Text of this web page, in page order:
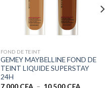
FOND DE TEINT
GEMEY MAYBELLINE FOND DE
TEINT LIQUIDE SUPERSTAY
24H
7.000 CFA – 10.500 CFAPlage